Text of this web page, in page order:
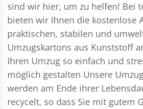
sind wir hier, um zu helfen! Bei
bieten wir Ihnen die kostenlose
praktischen, stabilen und
Umzugskartons aus Kunststoff
Ihren Umzug so einfach und
möglich gestalten Unsere
werden am Ende ihrer
recycelt, so dass Sie mit gutem